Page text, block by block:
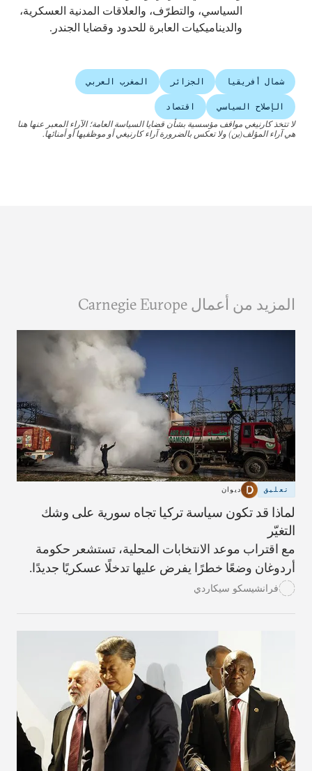
السياسي، والتطرّف، والعلاقات المدنية العسكرية،
والديناميكيات العابرة للحدود وقضايا الجندر.
شمال أفريقيا الجزائر المغرب العربي
الإصلاح السياسي
اقتصاد
لا تتخذ كارنيغي مواقف مؤسسية بشأن قضايا السياسة العامة؛ الآراء المعبر عنها هنا
هي آراء المؤلف(ين) ولا تعكس بالضرورة آراء كارنيغي أو موظفيها أو أمنائها.
المزيد من أعمال Carnegie Europe
تعليق ديوان
لماذا قد تكون سياسة تركيا تجاه سورية على وشك
التغيّر
مع اقتراب موعد الانتخابات المحلية، تستشعر حكومة
أردوغان وضعًا خطرًا يفرض عليها تدخلًا عسكريًا جديدًا.
فرانشيسكو سيكاردي